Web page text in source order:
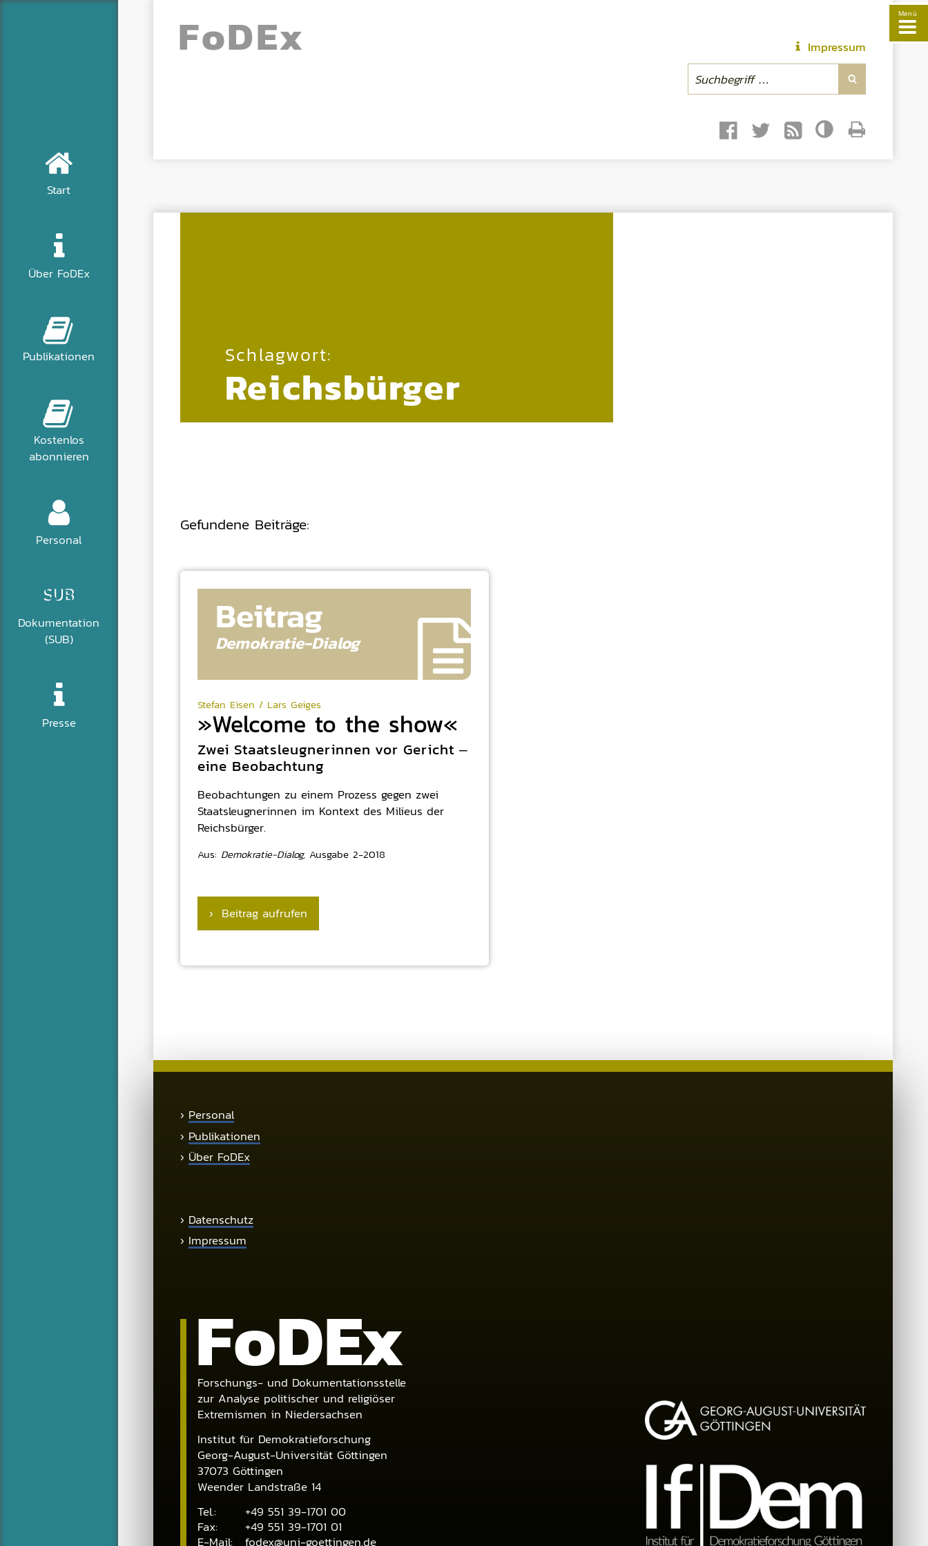
Start
Über FoDEx
Publikationen
Kostenlos
abonnieren
Personal
Dokumentation
(SUB)
Presse
Menü
Impressum
FoDEx
Schlagwort:
Reichsbürger
Gefundene Beiträge:
Beitrag
Demokratie-Dialog
Stefan Eisen / Lars Geiges
»Welcome to the show«
Zwei Staatsleugnerinnen vor Gericht –
eine Beobachtung
Beobachtungen zu einem Prozess gegen zwei
Staatsleugnerinnen im Kontext des Milieus der
Reichsbürger.
Aus: Demokratie-Dialog, Ausgabe 2-2018
› Beitrag aufrufen
› Personal
› Publikationen
› Über FoDEx
› Datenschutz
› Impressum
FoDEx
Forschungs- und Dokumentationsstelle
zur Analyse politischer und religiöser
Extremismen in Niedersachsen
Institut für Demokratieforschung
Georg-August-Universität Göttingen
37073 Göttingen
Weender Landstraße 14
Tel.:
+49 551 39-1701 00
Fax:
+49 551 39-1701 01
E-Mail:
fodex@uni-goettingen.de